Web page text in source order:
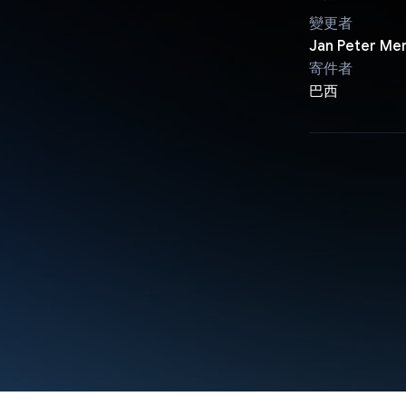
變更者
Jan Peter
寄件者
巴西